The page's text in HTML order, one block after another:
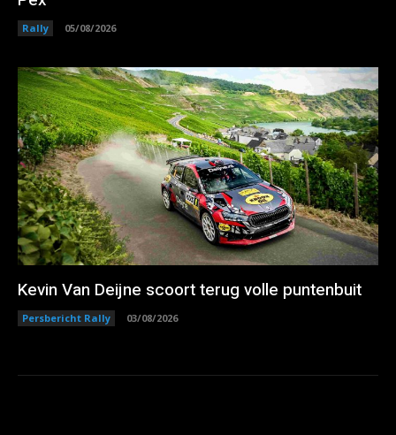
Rally 05/08/2026
Kevin Van Deijne scoort terug volle puntenbuit
Persbericht Rally 03/08/2026